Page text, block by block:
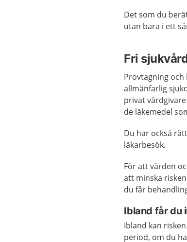
Det som du
utan bara i ett
Fri
Provtagning
allmänfarlig
privat
de läkemedel
Du har också
läkarbesök.
För att vården
att minska
du får
Ibland får du
Ibland kan
period, om du